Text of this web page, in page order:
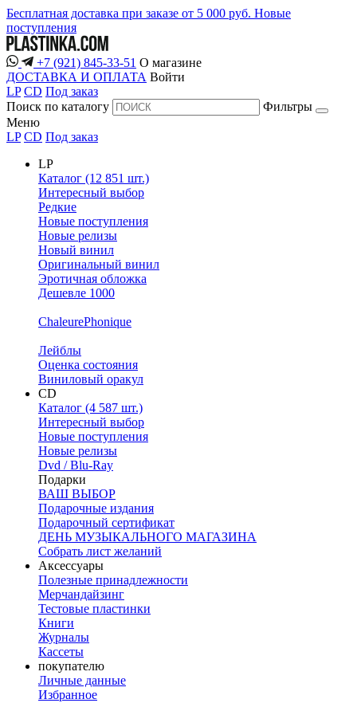
Бесплатная доставка при заказе от 5 000 руб. Новые
поступления
+7 (921) 845-33-51 О магазине
ДОСТАВКА И ОПЛАТА Войти
LP CD Под заказ
Поиск по каталогу
Фильтры
Меню
LP CD Под заказ
LP
Каталог (12 851 шт.)
Интересный выбор
Редкие
Новые поступления
Новые релизы
Новый винил
Оригинальный винил
Эротичная обложка
Дешевле 1000
ChaleurePhonique
Лейблы
Оценка состояния
Виниловый оракул
CD
Каталог (4 587 шт.)
Интересный выбор
Новые поступления
Новые релизы
Dvd / Blu-Ray
Подарки
ВАШ ВЫБОР
Подарочные издания
Подарочный сертификат
ДЕНЬ МУЗЫКАЛЬНОГО МАГАЗИНА
Собрать лист желаний
Аксессуары
Полезные принадлежности
Мерчандайзинг
Тестовые пластинки
Книги
Журналы
Кассеты
покупателю
Личные данные
Избранное